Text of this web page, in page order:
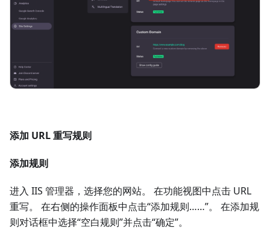
添加 URL 重写规则
添加规则
进入 IIS 管理器，选择您的网站。 在功能视图中点击 URL
重写。 在右侧的操作面板中点击“添加规则……”。 在添加规
则对话框中选择“空白规则”并点击“确定”。